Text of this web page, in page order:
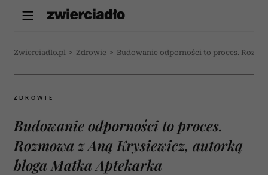
Zwierciadlo.pl > Zdrowie > Budowanie odporności to proces.
ZDROWIE
Budowanie odporności to proces.
Rozmowa z Aną Krysiewicz, autorką
bloga Matka Aptekarka